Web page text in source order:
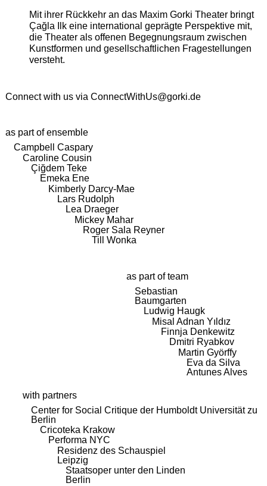
Mit ihrer Rückkehr an das Maxim Gorki Theater bringt
Çağla Ilk eine international geprägte Perspektive mit,
die Theater als offenen Begegnungsraum zwischen
Kunstformen und gesellschaftlichen Fragestellungen
versteht.
Connect with us via ConnectWithUs@gorki.de
as part of ensemble
Campbell Caspary
Caroline Cousin
Çiğdem Teke
Emeka Ene
Kimberly Darcy-Mae
Lars Rudolph
Lea Draeger
Mickey Mahar
Roger Sala Reyner
Till Wonka
as part of team
Sebastian
Baumgarten
Ludwig Haugk
Misal Adnan Yıldız
Finnja Denkewitz
Dmitri Ryabkov
Martin Györffy
Eva da Silva
Antunes Alves
with partners
Center for Social Critique der Humboldt Universität zu
Berlin
Cricoteka Krakow
Performa NYC
Residenz des Schauspiel
Leipzig
Staatsoper unter den Linden
Berlin